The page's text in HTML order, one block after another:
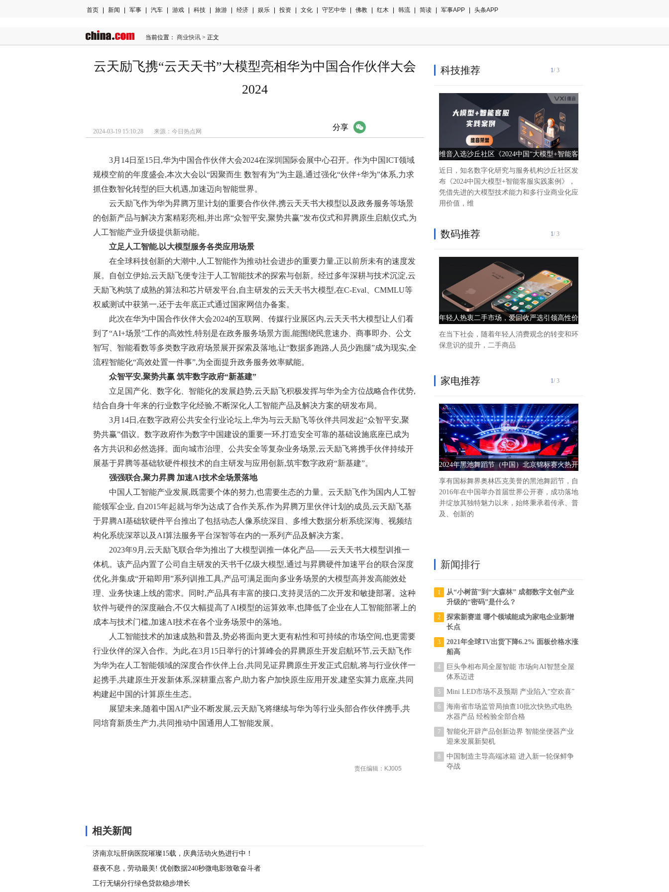
首页 新闻 军事 汽车 游戏 科技 旅游 经济 娱乐 投资 文化 守艺中华 佛教 红木 韩流 简读 军事APP 头条APP
当前位置： 商业快讯 > 正文
云天励飞携“云天天书”大模型亮相华为中国合作伙伴大会
2024
2024-03-19 15:10:28 来源：今日热点网 分享
3月14日至15日,华为中国合作伙伴大会2024在深圳国际会展中心召开。作为中国ICT领域
规模空前的年度盛会,本次大会以“因聚而生 数智有为”为主题,通过强化“伙伴+华为”体系,力求
抓住数智化转型的巨大机遇,加速迈向智能世界。
云天励飞作为华为昇腾万里计划的重要合作伙伴,携云天天书大模型以及政务服务等场景
的创新产品与解决方案精彩亮相,并出席“众智平安,聚势共赢”发布仪式和昇腾原生启航仪式,为
人工智能产业升级提供新动能。
立足人工智能,以大模型服务各类应用场景
在全球科技创新的大潮中,人工智能作为推动社会进步的重要力量,正以前所未有的速度发
展。自创立伊始,云天励飞便专注于人工智能技术的探索与创新。经过多年深耕与技术沉淀,云
天励飞构筑了成熟的算法和芯片研发平台,自主研发的云天天书大模型,在C-Eval、CMMLU等
权威测试中获第一,还于去年底正式通过国家网信办备案。
此次在华为中国合作伙伴大会2024的互联网、传媒行业展区内,云天天书大模型让人们看
到了“AI+场景”工作的高效性,特别是在政务服务场景方面,能围绕民意速办、商事即办、公文
智写、智能看数等多类数字政府场景展开探索及落地,让“数据多跑路,人员少跑腿”成为现实,全
流程智能化“高效处置一件事”,为全面提升政务服务效率赋能。
众智平安,聚势共赢 筑牢数字政府“新基建”
立足国产化、数字化、智能化的发展趋势,云天励飞积极发挥与华为全方位战略合作优势,
结合自身十年来的行业数字化经验,不断深化人工智能产品及解决方案的研发布局。
3月14日,在数字政府公共安全行业论坛上,华为与云天励飞等伙伴共同发起“众智平安,聚
势共赢”倡议。数字政府作为数字中国建设的重要一环,打造安全可靠的基础设施底座已成为
各方共识和必然选择。面向城市治理、公共安全等复杂业务场景,云天励飞将携手伙伴持续开
展基于昇腾等基础软硬件根技术的自主研发与应用创新,筑牢数字政府“新基建”。
强强联合,聚力昇腾 加速AI技术全场景落地
中国人工智能产业发展,既需要个体的努力,也需要生态的力量。云天励飞作为国内人工智
能领军企业, 自2015年起就与华为达成了合作关系,作为昇腾万里伙伴计划的成员,云天励飞基
于昇腾AI基础软硬件平台推出了包括动态人像系统深目、多维大数据分析系统深海、视频结
构化系统深萃以及AI算法服务平台深智等在内的一系列产品及解决方案。
2023年9月,云天励飞联合华为推出了大模型训推一体化产品——云天天书大模型训推一
体机。该产品内置了公司自主研发的天书千亿级大模型,通过与昇腾硬件加速平台的联合深度
优化,并集成“开箱即用”系列训推工具,产品可满足面向多业务场景的大模型高并发高能效处
理、业务快速上线的需求。同时,产品具有丰富的接口,支持灵活的二次开发和敏捷部署。这种
软件与硬件的深度融合,不仅大幅提高了AI模型的运算效率,也降低了企业在人工智能部署上的
成本与技术门槛,加速AI技术在各个业务场景中的落地。
人工智能技术的加速成熟和普及,势必将面向更大更有粘性和可持续的市场空间,也更需要
行业伙伴的深入合作。为此,在3月15日举行的计算峰会的昇腾原生开发启航环节,云天励飞作
为华为在人工智能领域的深度合作伙伴上台,共同见证昇腾原生开发正式启航,将与行业伙伴一
起携手,共建原生开发新体系,深耕重点客户,助力客户加快原生应用开发,建坚实算力底座,共同
构建起中国的计算原生生态。
展望未来,随着中国AI产业不断发展,云天励飞将继续与华为等行业头部合作伙伴携手,共
同培育新质生产力,共同推动中国通用人工智能发展。
责任编辑：KJ005
相关新闻
济南京坛肝病医院璀璨15载，庆典活动火热进行中！
昼夜不息，劳动最美! 优创数据240秒微电影致敬奋斗者
工行无锡分行绿色贷款稳步增长
科技推荐
维音入选沙丘社区《2024中国“大模型+智能客
服”实践案例TOP10》
近日，知名数字化研究与服务机构沙丘社区发
布《2024中国大模型+智能客服实践案例》，
凭借先进的大模型技术能力和多行业商业化应
用价值，维
1/ 3
数码推荐
年轻人热衷二手市场，爱回收严选引领高性价
比消费新风尚
在当下社会，随着年轻人消费观念的转变和环
保意识的提升，二手商品
1/ 3
家电推荐
2024年黑池舞蹈节（中国）北京锦标赛火热开
幕
享有国标舞界奥林匹克美誉的黑池舞蹈节，自
2016年在中国举办首届世界公开赛，成功落地
并绽放其独特魅力以来，始终秉承着传承、普
及、创新的
1/ 3
新闻排行
1
从“小树苗”到“大森林” 成都数字文创产业
升级的“密码”是什么？
2
探索新赛道 哪个领域能成为家电企业新增
长点
3
2021年全球TV出货下降6.2% 面板价格水涨
船高
4
巨头争相布局全屋智能 市场向AI智慧全屋
体系迈进
5 Mini LED市场不及预期 产业陷入“空欢喜”
6
海南省市场监管局抽查10批次快热式电热
水器产品 经检验全部合格
7
智能化开辟产品创新边界 智能坐便器产业
迎来发展新契机
8
中国制造主导高端冰箱 进入新一轮保鲜争
夺战